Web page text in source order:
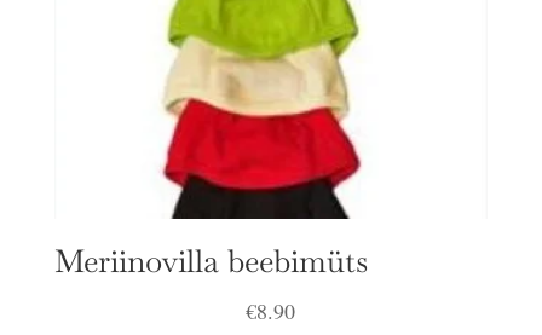
Meriinovilla beebimüts
€8.90